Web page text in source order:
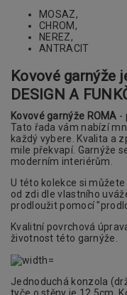
MOSAZ,
CHROM,
NEREZ,
ANTRACIT
Kovové garnýže
DESIGN A
Kovové garnýže ROMA -
Tato řada vám nabízí
každý vybere. Kvalita a
mile překvapí. Garnýže
moderním interiérům.
U této kolekce si
od zdi dle vlastního
prodloužit pomocí
Kvalitní povrchová
životnost této garnýže.
Jednoduchá konzola